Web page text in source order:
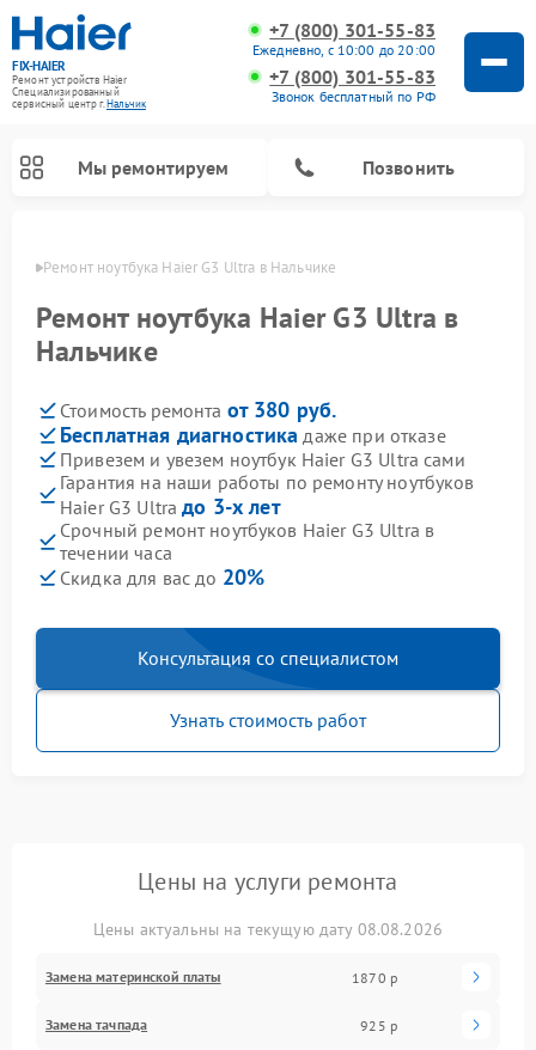
FIX-HAIER
Ремонт устройств Haier
Специализированный
cервисный центр г.Нальчик
+7 (800) 301-55-83
Ежедневно, с 10:00 до 20:00
+7 (800) 301-55-83
Звонок бесплатный по РФ
Мы ремонтируем Позвонить
Ремонт ноутбука Haier G3 Ultra в Нальчике
Ремонт ноутбука Haier G3 Ultra в
Нальчике
Стоимость ремонта от 380 руб.
Бесплатная диагностика даже при отказе
Привезем и увезем ноутбук Haier G3 Ultra сами
Гарантия на наши работы по ремонту ноутбуков
Haier G3 Ultraдо 3-х лет
Срочный ремонт ноутбуков Haier G3 Ultra в
течении часа
Скидка для вас до 20%
Консультация со специалистом
Узнать стоимость работ
Цены на услуги ремонта
Цены актуальны на текущую дату 08.08.2026
Замена материнской платы 1870 р
Замена тачпада 925 р